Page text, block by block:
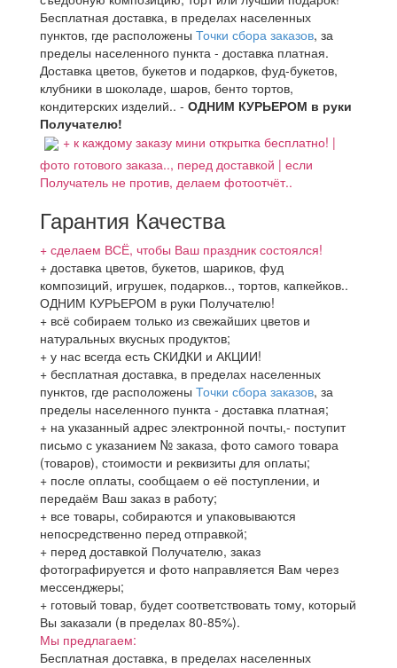
Бесплатная доставка, в пределах населенных
пунктов, где расположены Точки сбора заказов, за
пределы населенного пункта - доставка платная.
Доставка цветов, букетов и подарков, фуд-букетов,
клубники в шоколаде, шаров, бенто тортов,
кондитерских изделий.. - ОДНИМ КУРЬЕРОМ в руки
Получателю!
+ к каждому заказу мини открытка бесплатно! |
фото готового заказа.., перед доставкой | если
Получатель не против, делаем фотоотчёт..
Гарантия Качества
+ сделаем ВСЁ, чтобы Ваш праздник состоялся!
+ доставка цветов, букетов, шариков, фуд
композиций, игрушек, подарков.., тортов, капкейков..
ОДНИМ КУРЬЕРОМ в руки Получателю!
+ всё собираем только из свежайших цветов и
натуральных вкусных продуктов;
+ у нас всегда есть СКИДКИ и АКЦИИ!
+ бесплатная доставка, в пределах населенных
пунктов, где расположены Точки сбора заказов, за
пределы населенного пункта - доставка платная;
+ на указанный адрес электронной почты,- поступит
письмо с указанием № заказа, фото самого товара
(товаров), стоимости и реквизиты для оплаты;
+ после оплаты, сообщаем о её поступлении, и
передаём Ваш заказ в работу;
+ все товары, собираются и упаковываются
непосредственно перед отправкой;
+ перед доставкой Получателю, заказ
фотографируется и фото направляется Вам через
мессенджеры;
+ готовый товар, будет соответствовать тому, который
Вы заказали (в пределах 80-85%).
Мы предлагаем:
Бесплатная доставка, в пределах населенных